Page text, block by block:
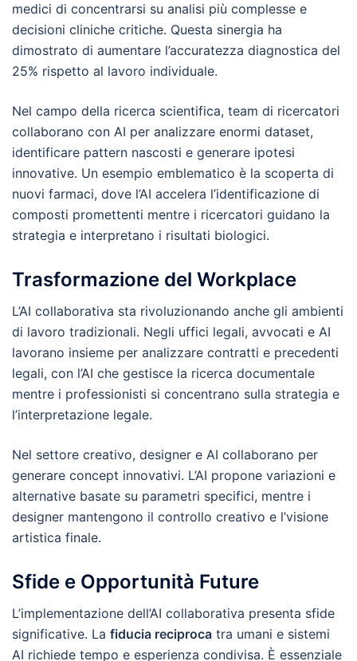
medici di concentrarsi su analisi più complesse e
decisioni cliniche critiche. Questa sinergia ha
dimostrato di aumentare l’accuratezza diagnostica del
25% rispetto al lavoro individuale.
Nel campo della ricerca scientifica, team di ricercatori
collaborano con AI per analizzare enormi dataset,
identificare pattern nascosti e generare ipotesi
innovative. Un esempio emblematico è la scoperta di
nuovi farmaci, dove l’AI accelera l’identificazione di
composti promettenti mentre i ricercatori guidano la
strategia e interpretano i risultati biologici.
Trasformazione del Workplace
L’AI collaborativa sta rivoluzionando anche gli ambienti
di lavoro tradizionali. Negli uffici legali, avvocati e AI
lavorano insieme per analizzare contratti e precedenti
legali, con l’AI che gestisce la ricerca documentale
mentre i professionisti si concentrano sulla strategia e
l’interpretazione legale.
Nel settore creativo, designer e AI collaborano per
generare concept innovativi. L’AI propone variazioni e
alternative basate su parametri specifici, mentre i
designer mantengono il controllo creativo e l’visione
artistica finale.
Sfide e Opportunità Future
L’implementazione dell’AI collaborativa presenta sfide
significative. La fiducia reciproca tra umani e sistemi
AI richiede tempo e esperienza condivisa. È essenziale